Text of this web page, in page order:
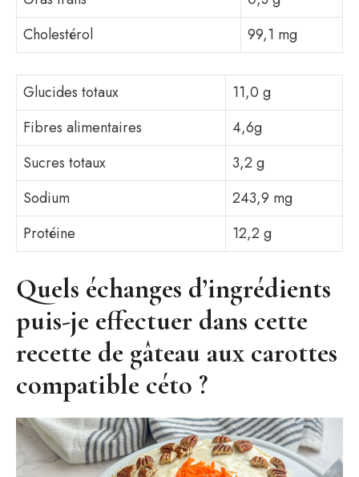
Cholestérol
99,1 mg
Glucides totaux
11,0 g
Fibres alimentaires
4,6g
Sucres totaux
3,2 g
Sodium
243,9 mg
Protéine
12,2 g
Quels échanges d’ingrédients
puis-je effectuer dans cette
recette de gâteau aux carottes
compatible céto ?